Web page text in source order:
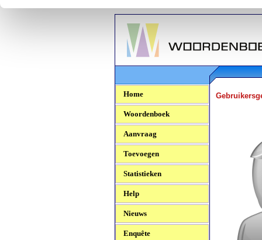
Woordenboek.NU
Home
Woordenboek
Aanvraag
Toevoegen
Statistieken
Help
Nieuws
Enquête